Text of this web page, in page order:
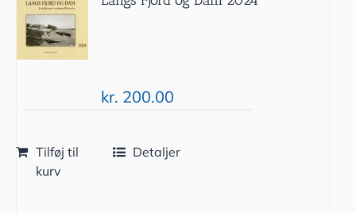
kr. 200.00
Tilføj til
kurv
Detaljer